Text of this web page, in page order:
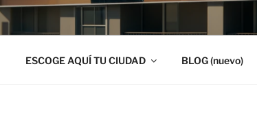
ESCOGE AQUÍ TU CIUDAD BLOG (nuevo)